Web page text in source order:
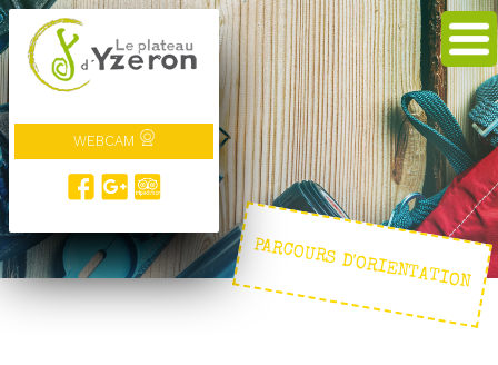
WEBCAM
PARCOURS D'ORIENTATION